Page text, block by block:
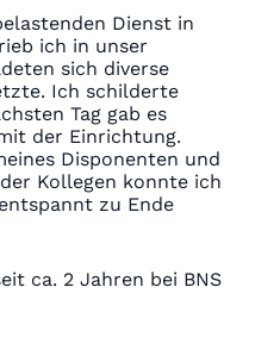
Dienst in
ich in unser
sich diverse
Ich schilderte
Tag gab es
der Einrichtung.
Disponenten und
Kollegen konnte ich
zu Ende
ca. 2 Jahren bei BNS